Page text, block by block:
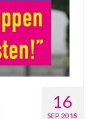
16
SEP. 2018